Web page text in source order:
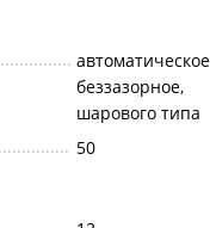
беззазорное,
шарового типа
50